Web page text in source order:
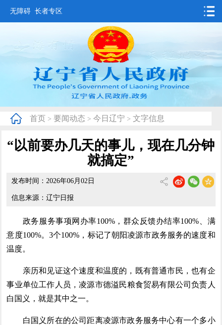
无障碍 长者专区
要闻动态
政务公开
互动交流
数据发布
首页 > 要闻动态 > 今日辽宁 > 文字信息
“以前要办几天的事儿，现在几分钟
就搞定”
发布时间：2026年06月02日
信息来源：辽宁日报
政务服务事项网办率100%，群众反馈办结率100%、满
意度100%。3个100%，标记了朝阳凌源市政务服务的速度和
温度。
亲历和见证这个速度和温度的，既有普通市民，也有企
事业单位工作人员，凌源市德溢民粮食贸易有限公司负责人
白国义，就是其中之一。
白国义所在的公司距离凌源市政务服务中心有一个多小